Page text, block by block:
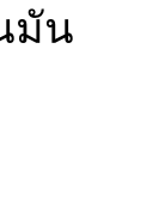
มัน